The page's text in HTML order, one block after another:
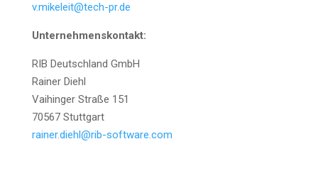
v.mikeleit@tech-pr.de
Unter­neh­mens­kon­takt:
RIB Deutsch­land GmbH
Rai­ner Diehl
Vai­hin­ger Stra­ße 151
70567 Stuttgart
rainer.diehl@rib-software.com